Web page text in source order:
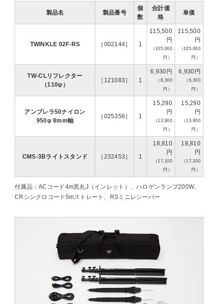
製品名 製品番号
個
数
合計価
格
単価
TWINKLE 02F-RS ［002144］ 1
115,500
円
（105,000
円）
115,500
円
（105,000
円）
TW-CLリフレクター
（110φ）
［121083］ 1
6,930円
（6,300
円）
6,930円
（6,300
円）
アンブレラ50ナイロン
950φ 8mm軸
［025356］ 1
15,290
円
（13,900
円）
15,290
円
（13,900
円）
CMS-3Bライトスタンド ［232453］ 1
18,810
円
（17,100
円）
18,810
円
（17,100
円）
付属品：ACコード4m黒丸J（インレット）、ハロゲンランプ200W、
CRシンクロコード5mストレート、RSミニレシーバー